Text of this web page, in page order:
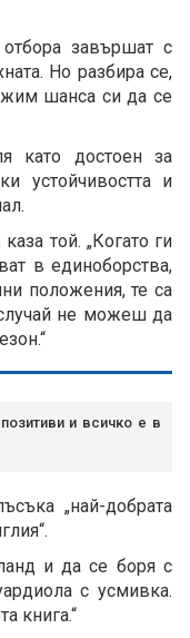
завършат с
Но разбира се,
шанса си да се
като достоен за
устойчивостта и
той. „Когато ги
в единоборства,
положения, те са
не можеш да
и всичко е в
„най-добрата
и да се боря с
с усмивка.
книга.“